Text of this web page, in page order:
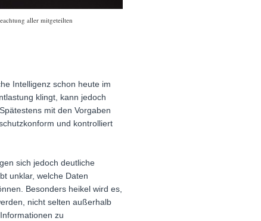
aller mitgeteilten
Intelligenz schon heute im
klingt, kann jedoch
mit den Vorgaben
und kontrolliert
sich jedoch deutliche
unklar, welche Daten
Besonders heikel wird es,
nicht selten außerhalb
zu